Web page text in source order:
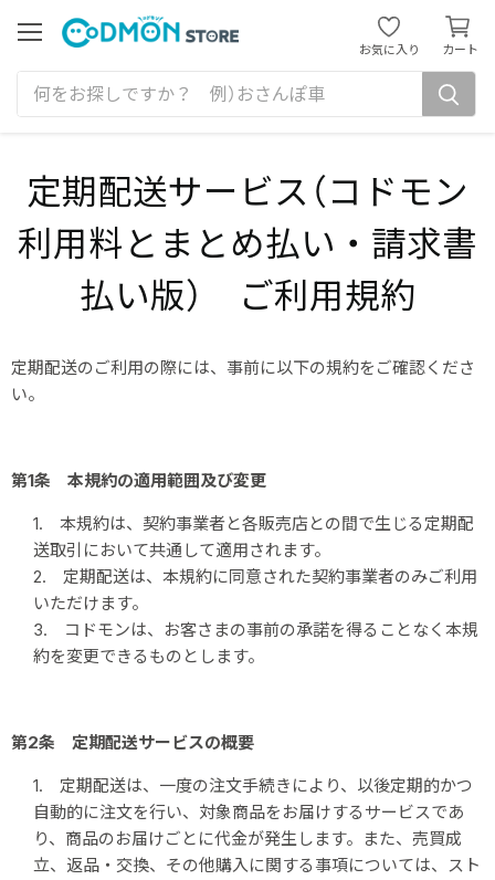
ュ
ー
お気に入り カート
カ
ー
ト
見
定期配送サービス（コドモン
利用料とまとめ払い・請求書
払い版） ご利用規約
定期配送のご利用の際には、事前に以下の規約をご確認くださ
い。
第1条 本規約の適用範囲及び変更
1. 本規約は、契約事業者と各販売店との間で生じる定期配
送取引において共通して適用されます。
2. 定期配送は、本規約に同意された契約事業者のみご利用
いただけます。
3. コドモンは、お客さまの事前の承諾を得ることなく本規
約を変更できるものとします。
第2条 定期配送サービスの概要
1. 定期配送は、一度の注文手続きにより、以後定期的かつ
自動的に注文を行い、対象商品をお届けするサービスであ
り、商品のお届けごとに代金が発生します。また、売買成
立、返品・交換、その他購入に関する事項については、スト